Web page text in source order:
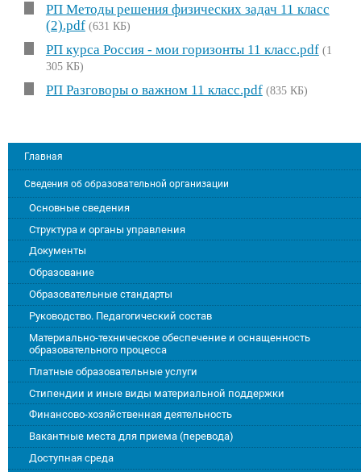
РП Методы решения физических задач 11 класс
(2).pdf (631 КБ)
РП курса Россия - мои горизонты 11 класс.pdf (1
305 КБ)
РП Разговоры о важном 11 класс.pdf (835 КБ)
Главная
Сведения об образовательной организации
Основные сведения
Структура и органы управления
Документы
Образование
Образовательные стандарты
Руководство. Педагогический состав
Материально-техническое обеспечение и оснащенность
образовательного процесса
Платные образовательные услуги
Стипендии и иные виды материальной поддержки
Финансово-хозяйственная деятельность
Вакантные места для приема (перевода)
Доступная среда